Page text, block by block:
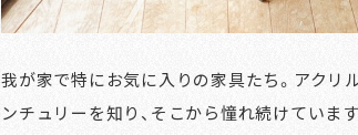
我が家で特にお気に入りの家具たち。アクリ
ンチュリーを知り、そこから憧れ続けていま